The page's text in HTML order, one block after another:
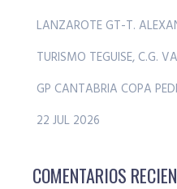
LANZAROTE GT-T.
TURISMO TEGUISE, C.G.
GP CANTABRIA COPA
22 JUL 2026
COMENTARIOS